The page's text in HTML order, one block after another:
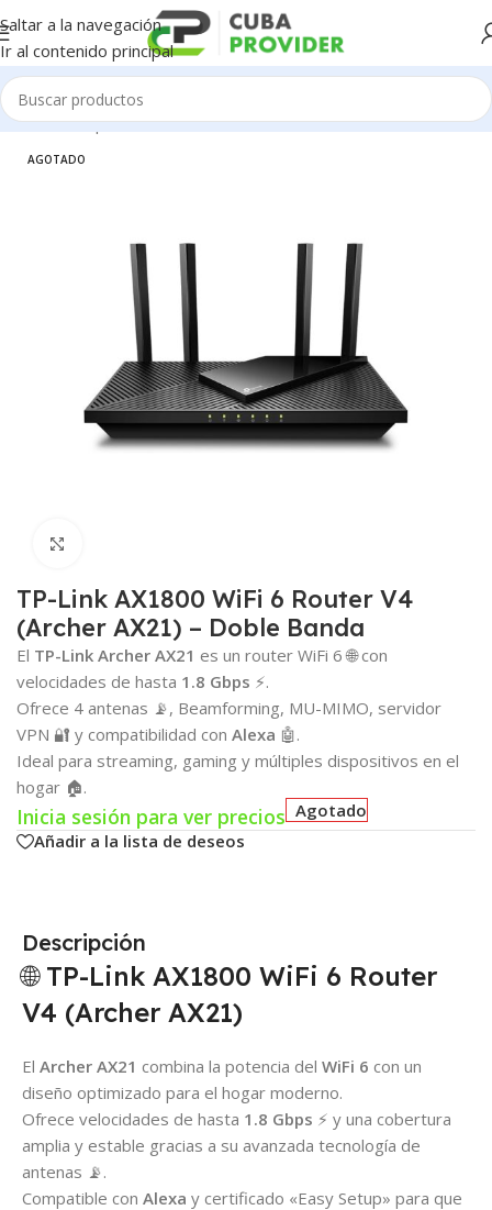
Saltar a la navegación
Ir al contenido principal
Inicio/Componentes de PC/Redes / WiFi / 4G
AGOTADO
TP-Link AX1800 WiFi 6 Router V4
(Archer AX21) – Doble Banda
El TP-Link Archer AX21 es un router WiFi 6 🌐 con
velocidades de hasta 1.8 Gbps ⚡.
Ofrece 4 antenas 📡, Beamforming, MU-MIMO, servidor
VPN 🔐 y compatibilidad con Alexa 🤖.
Ideal para streaming, gaming y múltiples dispositivos en el
hogar 🏠.
Inicia sesión para ver precios Agotado
Añadir a la lista de deseos
Descripción
🌐 TP-Link AX1800 WiFi 6 Router
V4 (Archer AX21)
El Archer AX21 combina la potencia del WiFi 6 con un
diseño optimizado para el hogar moderno.
Ofrece velocidades de hasta 1.8 Gbps ⚡ y una cobertura
amplia y estable gracias a su avanzada tecnología de
antenas 📡.
Compatible con Alexa y certificado «Easy Setup» para que